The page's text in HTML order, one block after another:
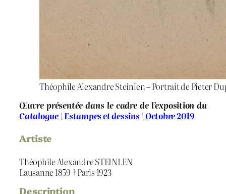
Théophile Alexandre Steinlen – Portrait de Pieter
Œuvre présentée dans le cadre de l’exposition du
Catalogue | Estampes et dessins | Octobre 2019
Artiste
Théophile Alexandre STEINLEN
Lausanne 1859 † Paris 1923
Description